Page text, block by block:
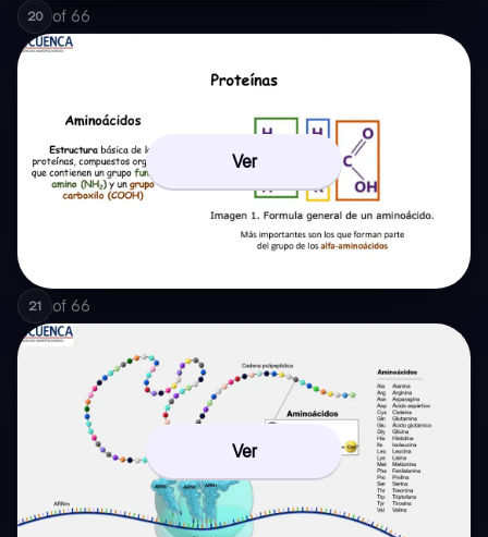
20 of 66
Ver
21 of 66
Ver